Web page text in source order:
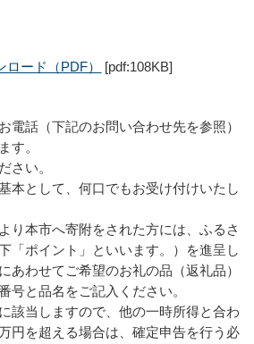
ード（PDF） [pdf:108KB]
電話（下記のお問い合わせ先を参照）
す。
さい。
本として、何口でもお受け付けいたし
り本市へ寄附をされた方には、ふるさ
「ポイント」といいます。）を進呈し
あわせてご希望のお礼の品（返礼品）
号と品名をご記入ください。
該当しますので、他の一時所得と合わ
円を超える場合は、確定申告を行う必